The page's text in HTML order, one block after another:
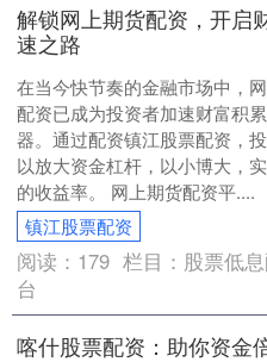
解锁网上期货配资，开启
速之路
在当今快节奏的金融市场中，
配资已成为投资者加速财富积
器。通过配资镇江股票配资，
以放大资金杠杆，以小博大，
的收益率。 网上期货配资平....
镇江股票配资
阅读： 179 栏目： 股票低
台
喀什股票配资：助你资金